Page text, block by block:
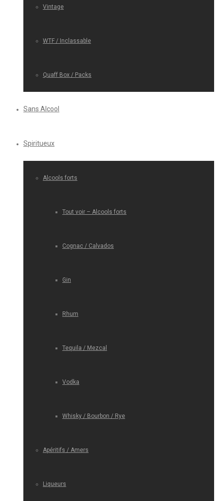
Vintage
WTF / Inclassable
Quaff Box / Packs
Sans Alcool
Spiritueux
Alcools forts
Tout voir – Alcools forts
Cognac / Calvados
Gin
Rhum
Tequila / Mezcal
Vodka
Whisky / Bourbon / Rye
Apéritifs / Amers
Liqueurs